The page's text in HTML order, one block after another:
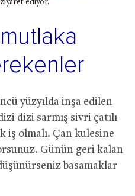
ediyor.
yüzyılda inşa edilen
dizi sarmış sivri çatılı
iş olmalı. Çan kulesine
Günün geri kalan
basamaklar